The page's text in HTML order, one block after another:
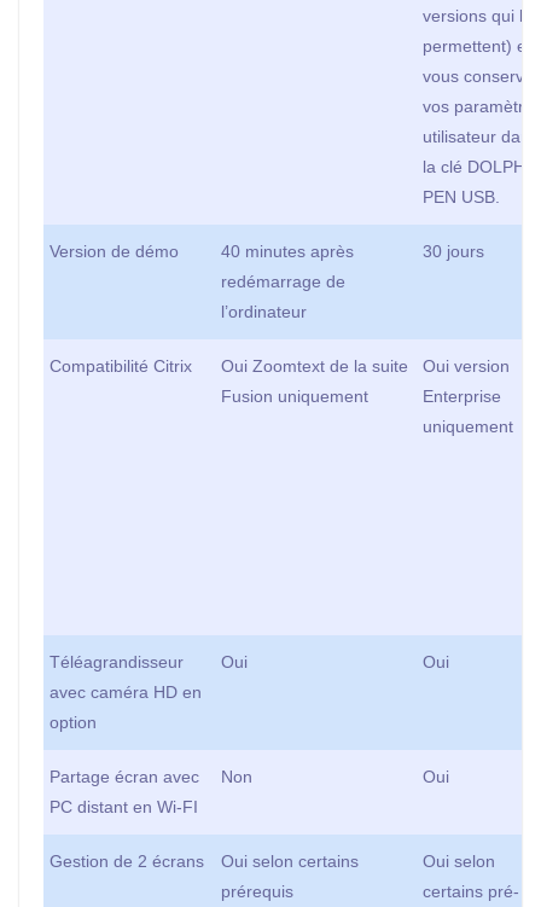
versions qui le
permettent) et
vous conservez
vos paramètres
utilisateur dans
la clé DOLPHIN
PEN USB.
Version de démo
40 minutes après
redémarrage de
l’ordinateur
30 jours
Compatibilité Citrix
Oui Zoomtext de la suite
Fusion uniquement
Oui version
Enterprise
uniquement
Téléagrandisseur
avec caméra HD en
option
Oui Oui
Partage écran avec
PC distant en Wi-FI
Non Oui
Gestion de 2 écrans
Oui selon certains
prérequis
Oui selon
certains pré-